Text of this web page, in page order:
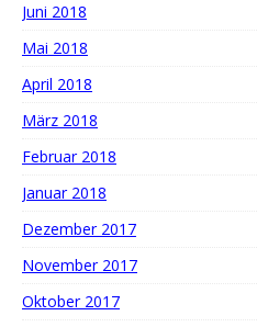
Juni 2018
Mai 2018
April 2018
März 2018
Februar 2018
Januar 2018
Dezember 2017
November 2017
Oktober 2017